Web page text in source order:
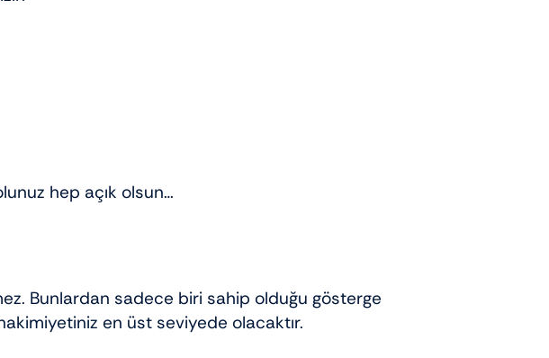
hep açık olsun…
Bunlardan sadece biri sahip olduğu gösterge
en üst seviyede olacaktır.